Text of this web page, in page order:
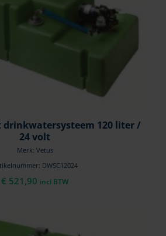
drinkwatersysteem 120 liter /
24 volt
Merk: Vetus
DWSC12024
€ 521,90 incl BTW